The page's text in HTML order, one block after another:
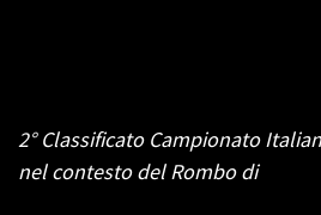
2°Classificato Campionato
nel contesto del Rombo di